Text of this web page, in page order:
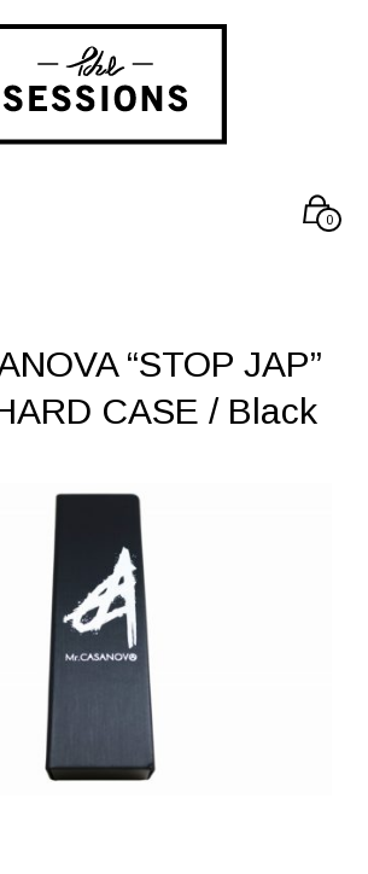
0
“STOP JAP”
CASE / Black